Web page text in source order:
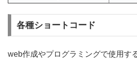
各種ショートコード
web作成やプログラミングで使用す